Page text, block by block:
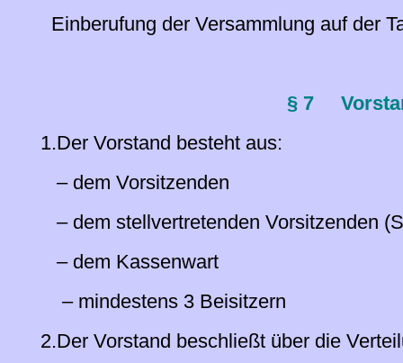
Einberufung der Versammlung auf der
§ 7
1.Der Vorstand besteht aus:
– dem Vorsitzenden
– dem stellvertretenden Vorsitzenden
– dem Kassenwart
– mindestens 3 Beisitzern
2.Der Vorstand beschließt über die